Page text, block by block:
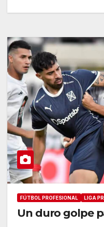
FÚTBOL PROFESIONAL LIGA
Un duro golpe